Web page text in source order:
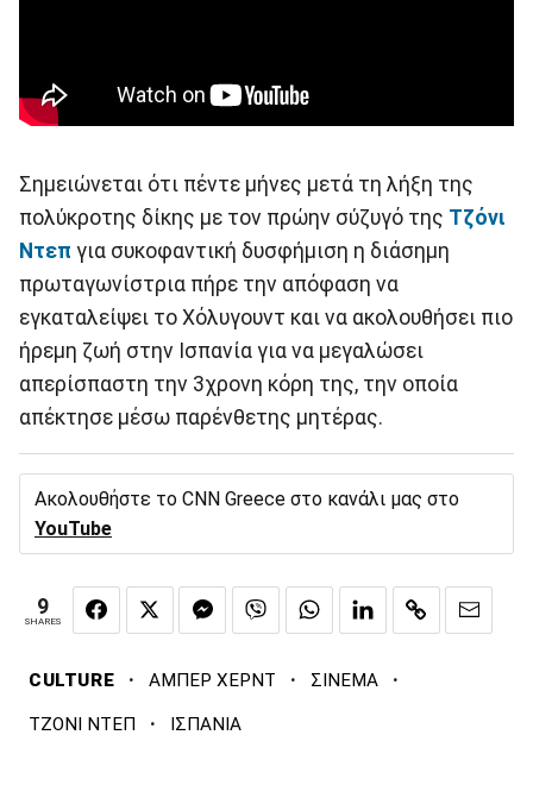
Σημειώνεται ότι πέντε μήνες μετά τη λήξη της
πολύκροτης δίκης με τον πρώην σύζυγό της Τζόνι
Ντεπ για συκοφαντική δυσφήμιση η διάσημη
πρωταγωνίστρια πήρε την απόφαση να
εγκαταλείψει το Χόλυγουντ και να ακολουθήσει πιο
ήρεμη ζωή στην Ισπανία για να μεγαλώσει
απερίσπαστη την 3χρονη κόρη της, την οποία
απέκτησε μέσω παρένθετης μητέρας.
Ακολουθήστε το CNN Greece στο κανάλι μας στο
YouTube
9
SHARES
CULTURE · ΑΜΠΕΡ ΧΕΡΝΤ · ΣΙΝΕΜΑ ·
ΤΖΟΝΙ ΝΤΕΠ · ΙΣΠΑΝΙΑ